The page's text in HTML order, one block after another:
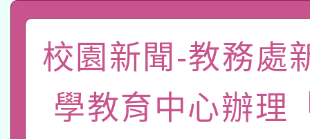
礎課程
A3數位素養講師名單
「數位內容與教學軟體
pilot」
有關大陸委員會函釋公
薪期間赴陸應申請許可
轉知經濟部水利署委託
校園新聞-教務處
學教育中心辦理